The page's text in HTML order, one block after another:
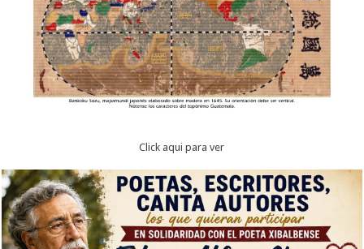
Click aqui para ver